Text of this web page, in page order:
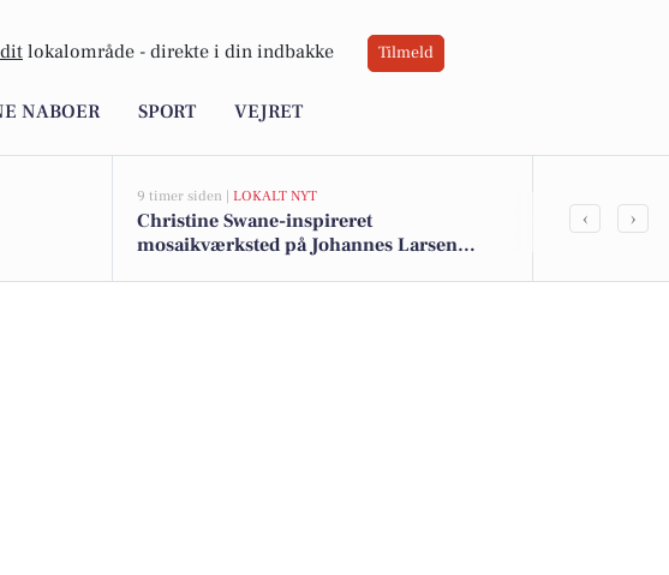
dit lokalområde - direkte i din indbakke Tilmeld
NABOER SPORT VEJRET
9 timer siden | LOKALT NYT
Christine Swane-inspireret
mosaikværksted på Johannes Larsen
Guidet
‹ ›